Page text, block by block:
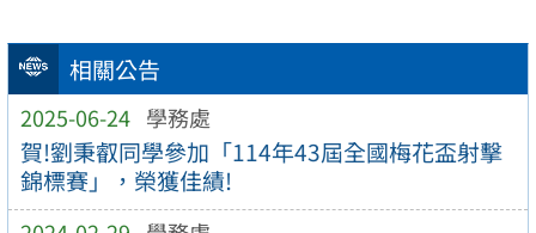
相關公告
2025-06-24 學務處
賀!劉秉叡同學參加「114年43屆全國梅花盃射擊
錦標賽」，榮獲佳績!